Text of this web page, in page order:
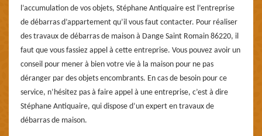
l’accumulation de vos objets, Stéphane Antiquaire est l’entreprise
de débarras d’appartement qu’il vous faut contacter. Pour réaliser
des travaux de débarras de maison à Dange Saint Romain 86220, il
faut que vous fassiez appel à cette entreprise. Vous pouvez avoir un
conseil pour mener à bien votre vie à la maison pour ne pas
déranger par des objets encombrants. En cas de besoin pour ce
service, n’hésitez pas à faire appel à une entreprise, c’est à dire
Stéphane Antiquaire, qui dispose d’un expert en travaux de
débarras de maison.